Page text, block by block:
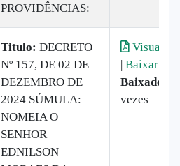
PROVIDÊNCIAS:
Titulo: DECRETO
Nº 157, DE 02 DE
DEZEMBRO DE
2024 SÚMULA:
NOMEIA O
SENHOR
EDNILSON
| Baixar
Baixado:
vezes